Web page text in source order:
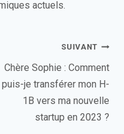
actuels.
SUIVANT
Chère Sophie : Comment
puis-je transférer mon H-
1B vers ma nouvelle
startup en 2023 ?